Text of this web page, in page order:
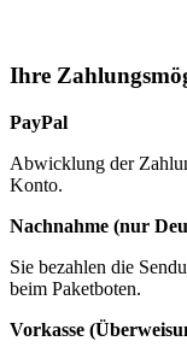
Ihre
PayPal
Abwicklung der
Konto.
Nachnahme (nur
Sie bezahlen die
beim Paketboten.
Vorkasse